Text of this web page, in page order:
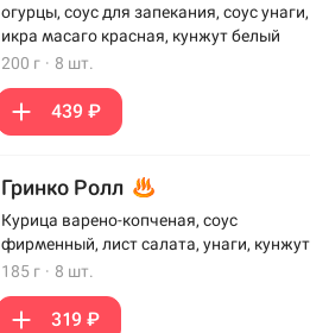
огурцы, соус для запекания, соус унаги,
икра масаго красная, кунжут белый
200 г · 8 шт.
439 ₽
Гринко Ролл
Курица варено-копченая, соус
фирменный, лист салата, унаги, кунжут
185 г · 8 шт.
319 ₽